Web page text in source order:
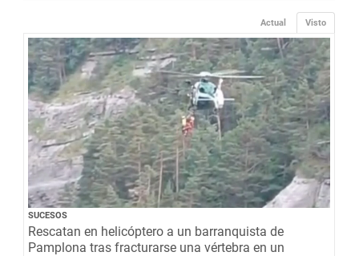
Visto
Actual
SUCESOS
Rescatan en helicóptero a un barranquista de
Pamplona tras fracturarse una vértebra en un